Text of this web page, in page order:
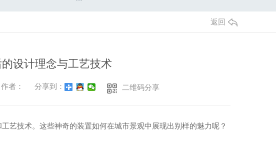
返回
设计理念与工艺技术
者： 分享到： 二维码分享
艺技术。这些神奇的装置如何在城市景观中展现出别样的魅力呢？